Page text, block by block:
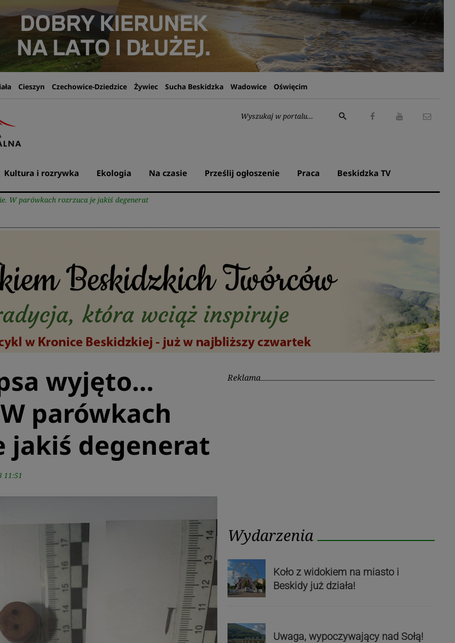
Cieszyn Czechowice-Dziedzice Żywiec Sucha Beskidzka Wadowice Oświęcim
Wyszukaj:
search
Kultura i rozrywka Ekologia Na czasie Prześlij ogłoszenie Praca Beskidzka TV
W parówkach rozrzuca je jakiś degenerat
wyjęto…
parówkach
jakiś degenerat
11:51
Reklama
Wydarzenia
Koło z widokiem na miasto i
Beskidy już działa!
Uwaga, wypoczywający nad Sołą!